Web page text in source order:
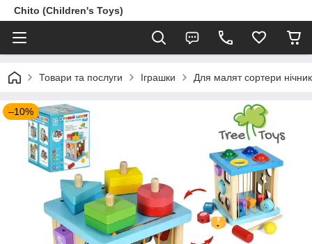
Chito (Children's Toys)
Товари та послуги Іграшки Для малят сортери
–10%